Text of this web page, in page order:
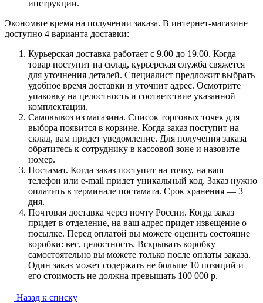
инструкции.
Экономьте время на получении заказа. В интернет-магазине
доступно 4 варианта доставки:
Курьерская доставка работает с 9.00 до 19.00. Когда
товар поступит на склад, курьерская служба свяжется
для уточнения деталей. Специалист предложит выбрать
удобное время доставки и уточнит адрес. Осмотрите
упаковку на целостность и соответствие указанной
комплектации.
Самовывоз из магазина. Список торговых точек для
выбора появится в корзине. Когда заказ поступит на
склад, вам придет уведомление. Для получения заказа
обратитесь к сотруднику в кассовой зоне и назовите
номер.
Постамат. Когда заказ поступит на точку, на ваш
телефон или e-mail придет уникальный код. Заказ нужно
оплатить в терминале постамата. Срок хранения — 3
дня.
Почтовая доставка через почту России. Когда заказ
придет в отделение, на ваш адрес придет извещение о
посылке. Перед оплатой вы можете оценить состояние
коробки: вес, целостность. Вскрывать коробку
самостоятельно вы можете только после оплаты заказа.
Один заказ может содержать не больше 10 позиций и
его стоимость не должна превышать 100 000 р.
Назад к списку